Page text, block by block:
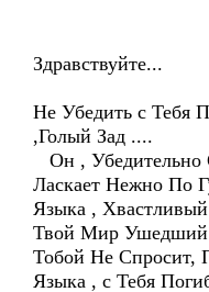
Здравствуйте...
Не Убедить с Тебя
,Голый Зад ....
Он , Убедительно
Ласкает Нежно По
Языка ,
Твой Мир Ушедший
Тобой Не Спросит,
Языка , с Тебя